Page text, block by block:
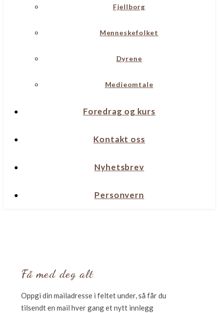
Fjellborg
Menneskefolket
Dyrene
Medieomtale
Foredrag og kurs
Kontakt oss
Nyhetsbrev
Personvern
Få med deg alt
Oppgi din mailadresse i feltet under, så får du
tilsendt en mail hver gang et nytt innlegg